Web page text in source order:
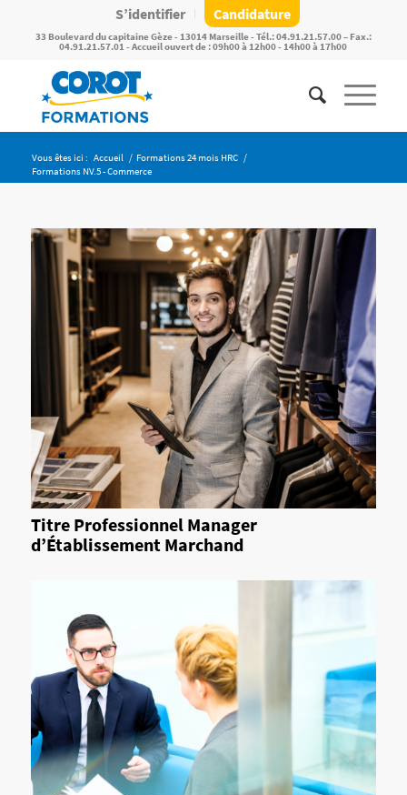
S’identifier Candidature
33 Boulevard du capitaine Gèze - 13014 Marseille - Tél.: 04.91.21.57.00 – Fax.:
04.91.21.57.01 - Accueil ouvert de : 09h00 à 12h00 - 14h00 à 17h00
Vous êtes ici : Accueil / Formations 24 mois HRC /
Formations NV.5 - Commerce
Titre Professionnel Manager
d’Établissement Marchand